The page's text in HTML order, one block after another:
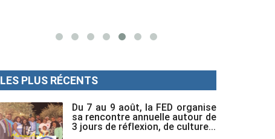
LES PLUS RÉCENTS
Du 7 au 9 août, la FED organise
sa rencontre annuelle autour de
3 jours de réflexion, de culture...